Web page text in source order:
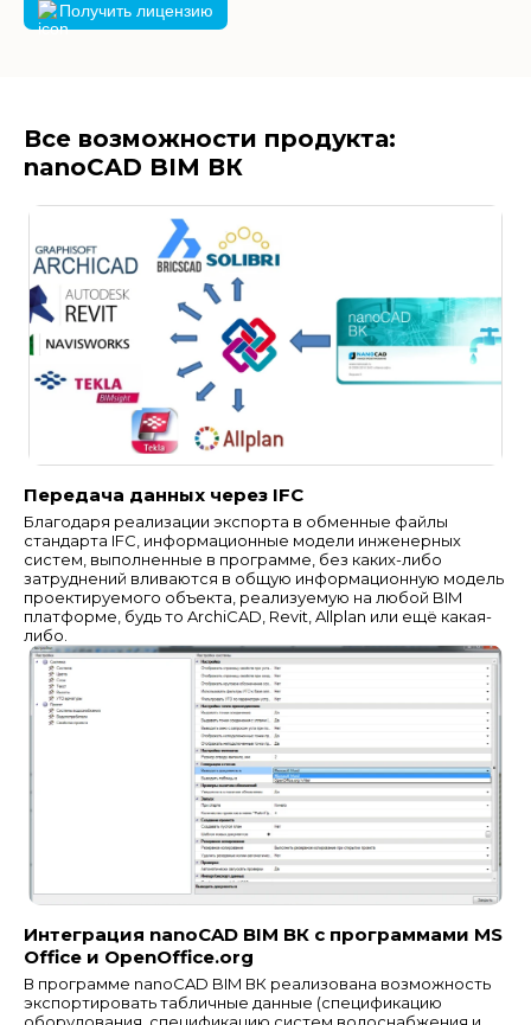
Получить лицензию
Все возможности продукта:
nanoCAD BIM ВК
Передача данных через IFC
Благодаря реализации экспорта в обменные файлы
стандарта IFC, информационные модели инженерных
систем, выполненные в программе, без каких-либо
затруднений вливаются в общую информационную модель
проектируемого объекта, реализуемую на любой BIM
платформе, будь то ArchiCAD, Revit, Allplan или ещё какая-
либо.
Интеграция nanoCAD BIM ВК с программами MS
Office и OpenOffice.org
В программе nanoCAD BIM ВК реализована возможность
экспортировать табличные данные (спецификацию